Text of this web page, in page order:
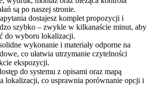
są po naszej stronie.
dostajesz komplet propozycji i
szybko – zwykle w kilkanaście minut, aby
do wyboru lokalizacji.
wykonanie i materiały odporne na
co ułatwia utrzymanie czytelności
ekspozycji.
do systemu z opisami oraz mapą
lokalizacji, co usprawnia porównanie opcji i